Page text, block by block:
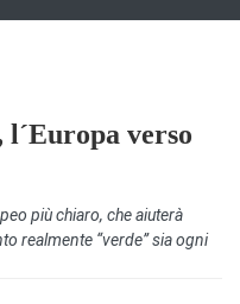
verso
più chiaro, che aiuterà
realmente “verde” sia ogni